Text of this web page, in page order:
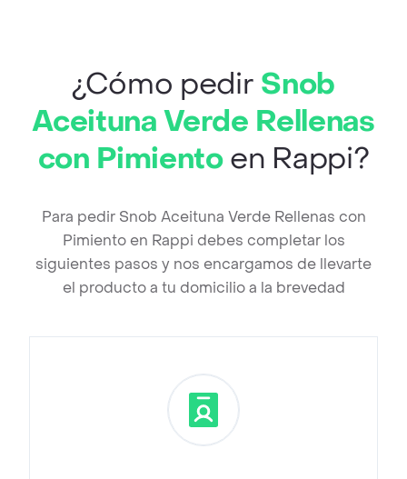
¿Cómo pedir Snob
Aceituna Verde Rellenas
con Pimientoen Rappi?
Para pedir Snob Aceituna Verde Rellenas con
Pimiento en Rappi debes completar los
siguientes pasos y nos encargamos de llevarte
el producto a tu domicilio a la brevedad